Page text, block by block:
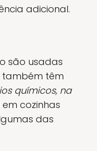
adicional.
são usadas
também têm
químicos, na
cozinhas
das